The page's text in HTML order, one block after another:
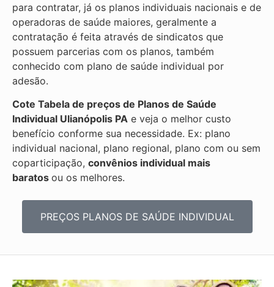
para contratar, já os planos individuais nacionais e de
operadoras de saúde maiores, geralmente a
contratação é feita através de sindicatos que
possuem parcerias com os planos, também
conhecido com plano de saúde individual por
adesão.
Cote Tabela de preços de Planos de Saúde
Individual Ulianópolis PA e veja o melhor custo
benefício conforme sua necessidade. Ex: plano
individual nacional, plano regional, plano com ou sem
coparticipação, convênios individual mais
baratos ou os melhores.
PREÇOS PLANOS DE SAÚDE INDIVIDUAL